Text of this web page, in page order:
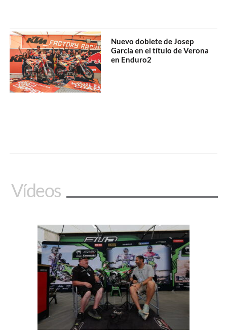
Nuevo doblete de Josep
García en el título de Verona
en Enduro2
Vídeos